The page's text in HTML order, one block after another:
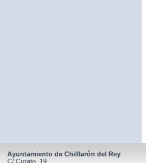
Ayuntamiento de Chilllarón del Rey
C/ Curato, 19